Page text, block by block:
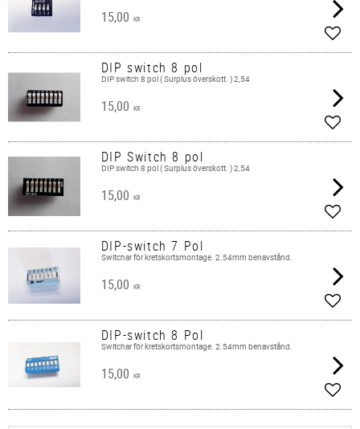
15,00 KR
DIP switch 8 pol
DIP switch 8 pol ( Surplus överskott. ) 2,54
15,00 KR
DIP Switch 8 pol
DIP switch 8 pol ( Surplus överskott. ) 2,54
15,00 KR
DIP-switch 7 Pol
Switchar för kretskortsmontage. 2.54mm benavstånd.
15,00 KR
DIP-switch 8 Pol
Switchar för kretskortsmontage. 2.54mm benavstånd.
15,00 KR